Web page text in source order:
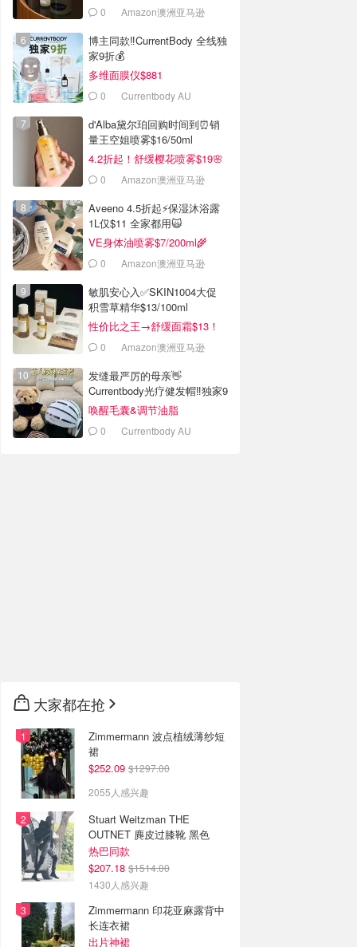
0 Amazon澳洲亚马逊
博主同款‼️CurrentBody 全线独
家9折💰
多维面膜仪$881
0 Currentbody AU
d'Alba黛尔珀回购时间到⏰️销
量王空姐喷雾$16/50ml
4.2折起！舒缓樱花喷雾$19🌸
0 Amazon澳洲亚马逊
Aveeno 4.5折起⚡️保湿沐浴露
1L仅$11 全家都用🙀
VE身体油喷雾$7/200ml🌾
0 Amazon澳洲亚马逊
敏肌安心入✅️SKIN1004大促
积雪草精华$13/100ml
性价比之王→舒缓面霜$13！
0 Amazon澳洲亚马逊
发缝最严厉的母亲👋
Currentbody光疗健发帽‼️独家9
折
唤醒毛囊&调节油脂
0 Currentbody AU
大家都在抢
Zimmermann 波点植绒薄纱短
裙
$252.09 $1297.00
2055人感兴趣
Stuart Weitzman THE
OUTNET 麂皮过膝靴 黑色
热巴同款
$207.18 $1514.00
1430人感兴趣
Zimmermann 印花亚麻露背中
长连衣裙
出片神裙